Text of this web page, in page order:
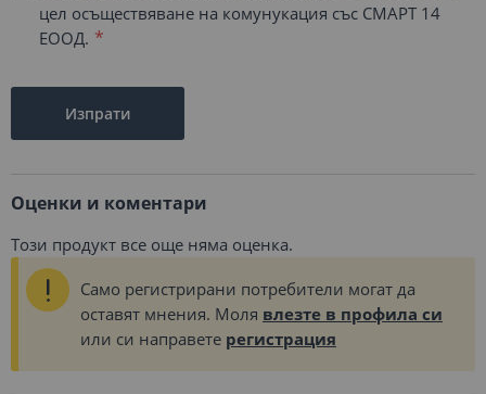
цел осъществяване на комунукация със СМАРТ 14
ЕООД.
Изпрати
Оценки и коментари
Този продукт все още няма оценка.
Само регистрирани потребители могат да
оставят мнения. Моля влезте в профила си
или си направете регистрация